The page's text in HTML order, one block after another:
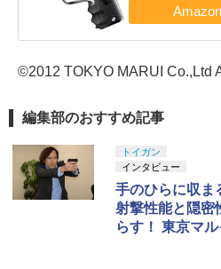
©2012 TOKYO MARUI Co.,Ltd
編集部のおすすめ記事
トイガン
インタビュー
手のひらに収ま
射撃性能と隠密
らす！ 東京マ